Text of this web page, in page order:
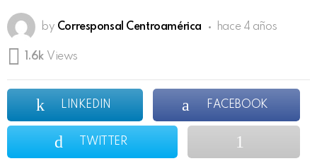
by Corresponsal Centroamérica hace 4 años
1.6k Views
LINKEDIN FACEBOOK
TWITTER